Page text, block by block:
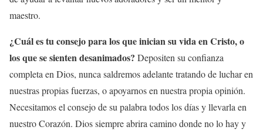
maestro.
¿Cuál es tu consejo para los que inician su vida en Cristo, o
los que se sienten desanimados? Depositen su confianza
completa en Dios, nunca saldremos adelante tratando de luchar en
nuestras propias fuerzas, o apoyarnos en nuestra propia opinión.
Necesitamos el consejo de su palabra todos los días y llevarla en
nuestro Corazón. Dios siempre abrira camino donde no lo hay y